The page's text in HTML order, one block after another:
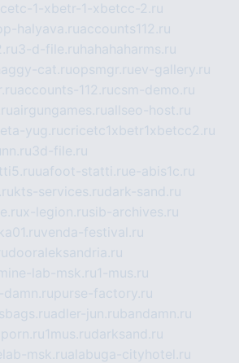
1-xbetr-1-xbetcc-2.ru
halyava.ruaccounts112.ru
3-d-file.ru hahahaharms.ru
cat.ruopsmgr.ruev-gallery.ru
accounts-112.rucsm-demo.ru
airgungames.ruallseo-host.ru
yug.rucricetc1xbetr1xbetcc2.ru
3d-file.ru
uafoot-statti.rue-abis1c.ru
kts-services.rudark-sand.ru
x-legion.rusib-archives.ru
venda-festival.ru
dooraleksandria.ru
mine-lab-msk.ru1-mus.ru
damn.rupurse-factory.ru
adler-jun.rubandamn.ru
1mus.rudarksand.ru
msk.rualabuga-cityhotel.ru